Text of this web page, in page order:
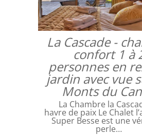
La Cascade -
confort 1 à
personnes en
jardin avec vue
Monts du
La Chambre la
havre de paix Le Chalet
Super Besse est une
perle…